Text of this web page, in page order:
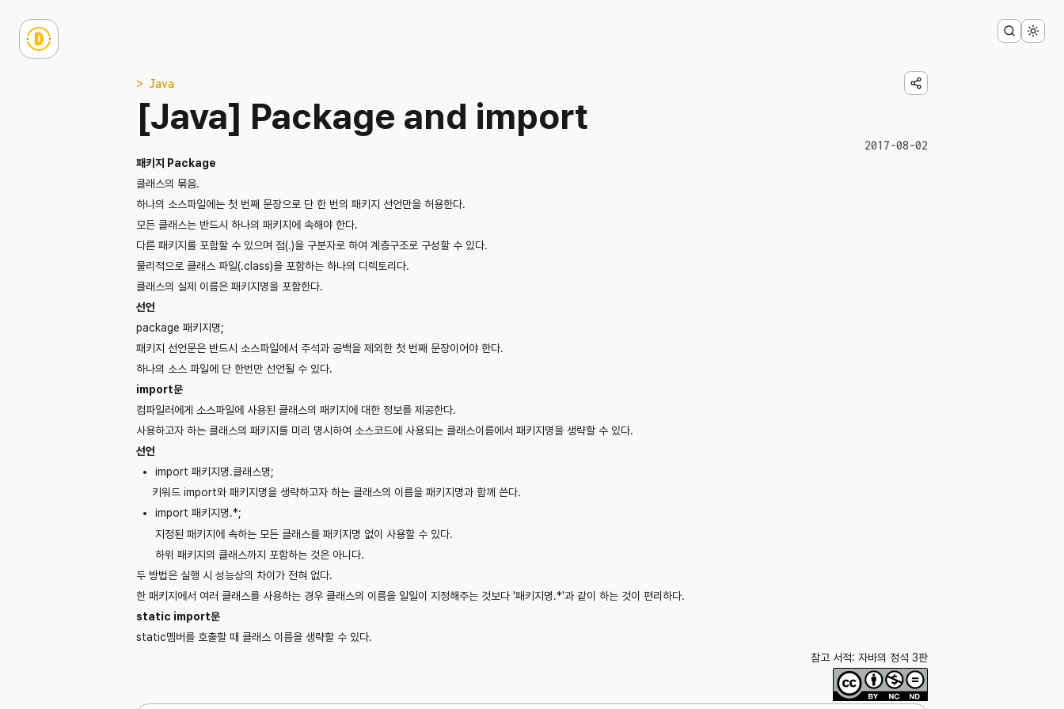
> Java
[Java] Package and import
2017-08-02
패키지 Package
클래스의 묶음.
하나의 소스파일에는 첫 번째 문장으로 단 한 번의 패키지 선언만을 허용한다.
모든 클래스는 반드시 하나의 패키지에 속해야 한다.
다른 패키지를 포함할 수 있으며 점(.)을 구분자로 하여 계층구조로 구성할 수 있다.
물리적으로 클래스 파일(.class)을 포함하는 하나의 디렉토리다.
클래스의 실제 이름은 패키지명을 포함한다.
선언
package 패키지명;
패키지 선언문은 반드시 소스파일에서 주석과 공백을 제외한 첫 번째 문장이어야 한다.
하나의 소스 파일에 단 한번만 선언될 수 있다.
import문
컴파일러에게 소스파일에 사용된 클래스의 패키지에 대한 정보를 제공한다.
사용하고자 하는 클래스의 패키지를 미리 명시하여 소스코드에 사용되는 클래스이름에서 패키지명을 생략할 수 있다.
선언
import 패키지명.클래스명;
키워드 import와 패키지명을 생략하고자 하는 클래스의 이름을 패키지명과 함께 쓴다.
import 패키지명.*;
지정된 패키지에 속하는 모든 클래스를 패키지명 없이 사용할 수 있다.
하위 패키지의 클래스까지 포함하는 것은 아니다.
두 방법은 실행 시 성능상의 차이가 전혀 없다.
한 패키지에서 여러 클래스를 사용하는 경우 클래스의 이름을 일일이 지정해주는 것보다 '패키지명.*'과 같이 하는 것이 편리하다.
static import문
static멤버를 호출할 때 클래스 이름을 생략할 수 있다.
참고 서적: 자바의 정석 3판